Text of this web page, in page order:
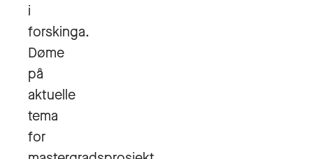
i
forskinga.
Døme
på
aktuelle
tema
for